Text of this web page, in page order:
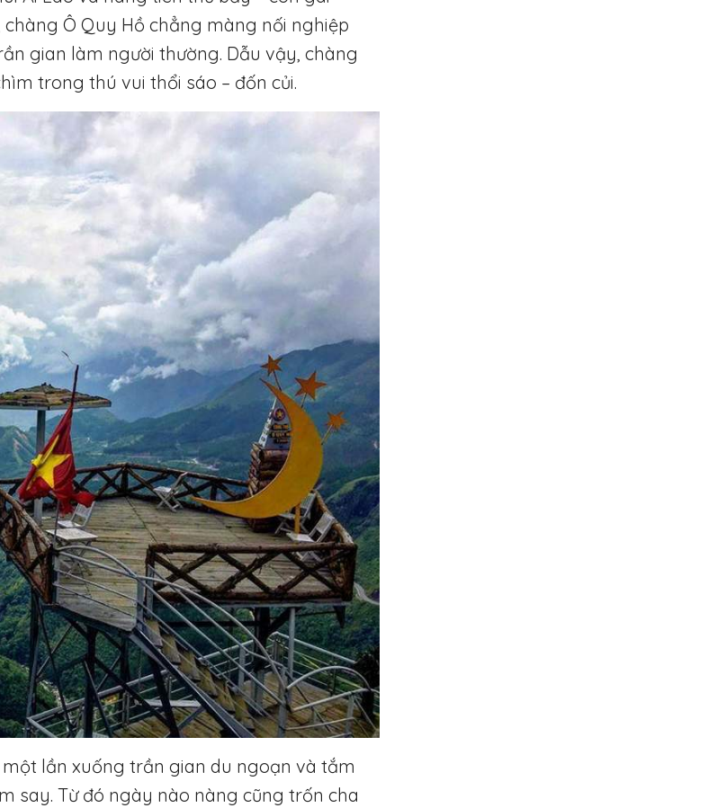
Ô Quy Hồ chẳng màng nối nghiệp
gian làm người thường. Dẫu vậy, chàng
trong thú vui thổi sáo – đốn củi.
lần xuống trần gian du ngoạn và tắm
say. Từ đó ngày nào nàng cũng trốn cha